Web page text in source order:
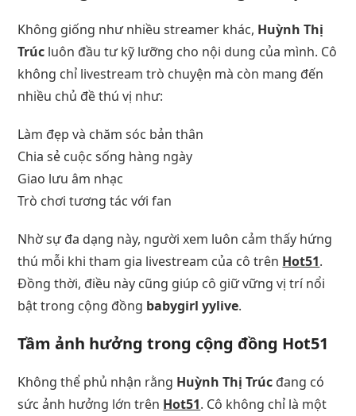
Không giống như nhiều streamer khác, Huỳnh Thị
Trúc luôn đầu tư kỹ lưỡng cho nội dung của mình. Cô
không chỉ livestream trò chuyện mà còn mang đến
nhiều chủ đề thú vị như:
Làm đẹp và chăm sóc bản thân
Chia sẻ cuộc sống hàng ngày
Giao lưu âm nhạc
Trò chơi tương tác với fan
Nhờ sự đa dạng này, người xem luôn cảm thấy hứng
thú mỗi khi tham gia livestream của cô trên Hot51.
Đồng thời, điều này cũng giúp cô giữ vững vị trí nổi
bật trong cộng đồng babygirl yylive.
Tầm ảnh hưởng trong cộng đồng Hot51
Không thể phủ nhận rằng Huỳnh Thị Trúc đang có
sức ảnh hưởng lớn trên Hot51. Cô không chỉ là một